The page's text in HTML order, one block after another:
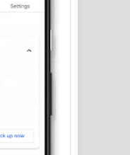
Lyrics - අහිමි